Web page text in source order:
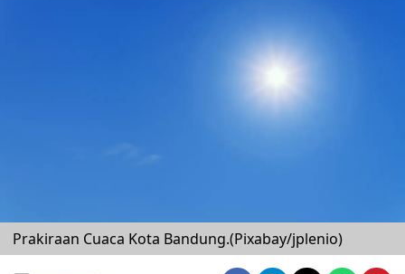
Prakiraan Cuaca Kota Bandung.(Pixabay/jplenio)